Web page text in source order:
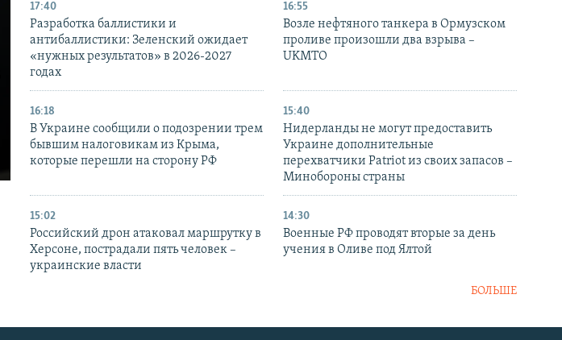
17:40
Разработка баллистики и
антибаллистики: Зеленский ожидает
«нужных результатов» в 2026-2027
годах
16:55
Возле нефтяного танкера в Ормузском
проливе произошли два взрыва –
UKMTO
16:18
В Украине сообщили о подозрении трем
бывшим налоговикам из Крыма,
которые перешли на сторону РФ
15:40
Нидерланды не могут предоставить
Украине дополнительные
перехватчики Patriot из своих запасов –
Минобороны страны
15:02
Российский дрон атаковал маршрутку в
Херсоне, пострадали пять человек –
украинские власти
14:30
Военные РФ проводят вторые за день
учения в Оливе под Ялтой
БОЛЬШЕ